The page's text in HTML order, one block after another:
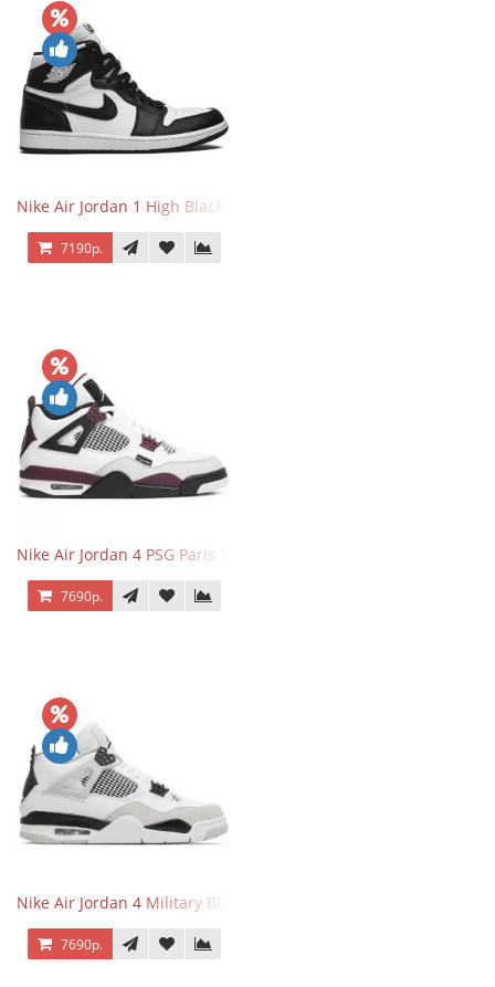
Nike Air Jordan 1 High Black White
7190р.
Nike Air Jordan 4 PSG Paris Saint Germain
7690р.
Nike Air Jordan 4 Military Black
7690р.